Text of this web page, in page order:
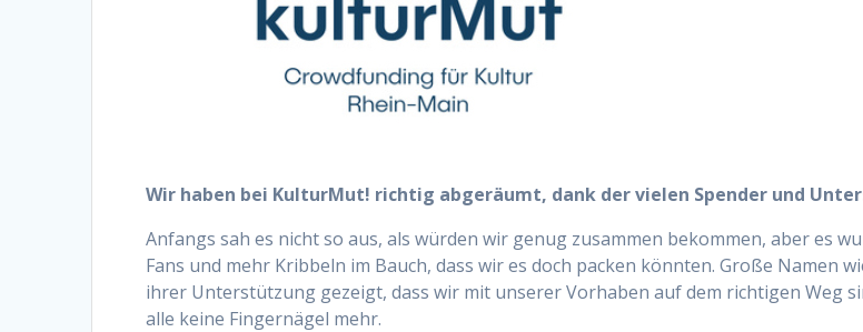
Wir haben bei KulturMut! richtig abgeräumt, dank der vielen Spender und
Anfangs sah es nicht so aus, als würden wir genug zusammen bekommen, aber es
Fans und mehr Kribbeln im Bauch, dass wir es doch packen könnten. Große Namen
ihrer Unterstützung gezeigt, dass wir mit unserer Vorhaben auf dem richtigen Weg
alle keine Fingernägel mehr.